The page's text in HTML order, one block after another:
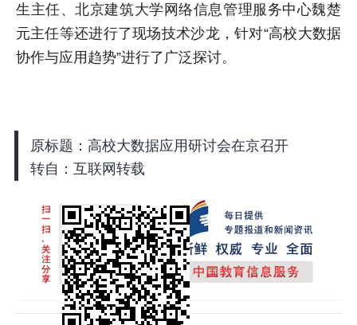
生主任、北京建筑大学网络信息管理服务中心魏楚
元主任等还进行了现场技术沙龙，针对“高校大数据
协作与应用趋势”进行了广泛探讨。
原标题：高校大数据应用研讨会在京召开
转自：互联网转载